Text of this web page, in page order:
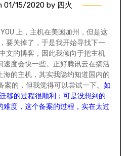
01/15/2020 by 四火
上，主机在美国加州，但是这
要关掉了，于是我开始寻找下一
文的博客，因此我倾向于把主机
速度会快一些。正好腾讯云在搞活
海的主机，其实我隐约知道国内的
的，但我觉得可以尝试一下。 如
移的过程很顺利；可是没想到的
难度，这个备案的过程，实在太过